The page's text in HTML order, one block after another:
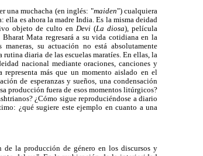
una muchacha (en inglés: "maiden") cualquiera
ella es ahora la madre India. Es la misma deidad
objeto de culto enDevi(La diosa), película
Mata regresará a su vida cotidiana en la
su actuación no está absolutamente
diaria de las escuelas maratíes. En ellas, la
nacional mediante oraciones, canciones y
más que un momento aislado en el
de esperanzas y sueños, una condensación
producción fuera de esos momentos litúrgicos?
¿Cómo sigue reproduciéndose a diario
¿qué sugiere este ejemplo en cuanto a una
la producción de género en los discursos y